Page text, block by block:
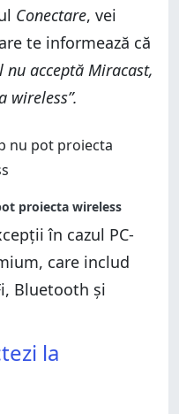
Conectare, vei
te informează că
acceptă Miracast,
wireless”.
în cazul PC-
care includ
Bluetooth și
la